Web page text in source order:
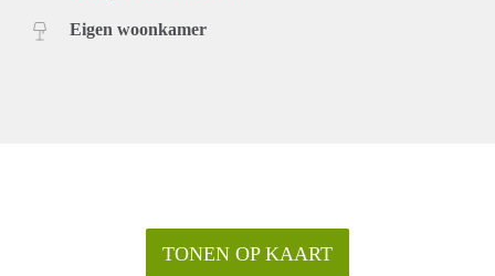
Eigen woonkamer
TONEN OP KAART